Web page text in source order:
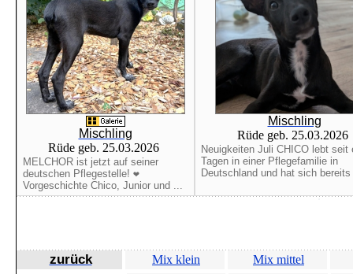
Mischling
Rüde geb. 25.03.2026
MELCHOR ist jetzt auf seiner
deutschen Pflegestelle! ❤️
Vorgeschichte Chico, Junior und ...
Mischling
Rüde geb. 25.03.2026
Neuigkeiten Juli CHICO lebt seit
Tagen in einer Pflegefamilie in
Deutschland und hat sich
zurück Mix klein
Mix mittel